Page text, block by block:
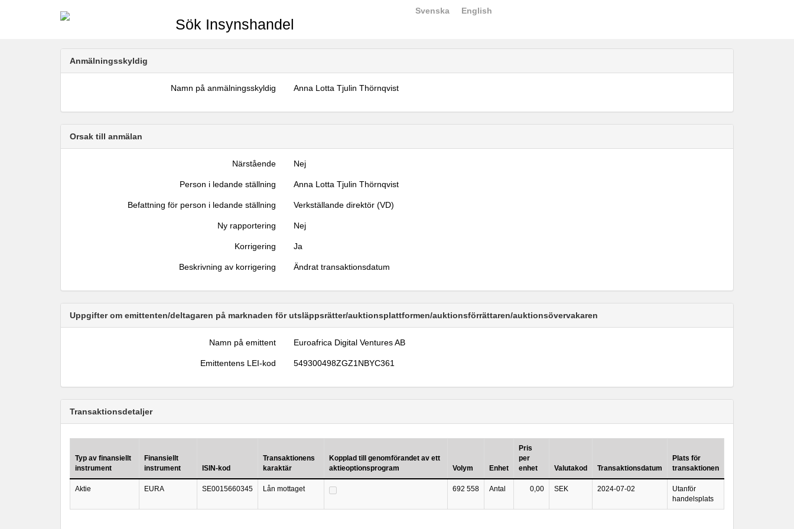
Sök Insynshandel
Svenska English
Anmälningsskyldig
Namn på anmälningsskyldig Anna Lotta Tjulin Thörnqvist
Orsak till anmälan
Närstående Nej
Person i ledande ställning Anna Lotta Tjulin Thörnqvist
Befattning för person i ledande ställning Verkställande direktör (VD)
Ny rapportering Nej
Korrigering Ja
Beskrivning av korrigering Ändrat transaktionsdatum
Uppgifter om emittenten/deltagaren på marknaden för utsläppsrätter/auktionsplattformen/auktionsförrättaren/auktionsövervakaren
Namn på emittent Euroafrica Digital Ventures AB
Emittentens LEI-kod 549300498ZGZ1NBYC361
Transaktionsdetaljer
Typ av finansiellt
instrument
Finansiellt
instrument
ISIN-kod
Transaktionens
karaktär
Kopplad till genomförandet av ett
aktieoptionsprogram
Volym Enhet
Pris
per
enhet
Valutakod Transaktionsdatum
Plats för
transaktionen
Aktie EURA SE0015660345 Lån mottaget 692 558 Antal 0,00 SEK 2024-07-02
Utanför
handelsplats